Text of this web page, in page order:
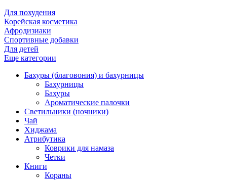
Для похудения
Корейская косметика
Афродизиаки
Спортивные добавки
Для детей
Еще категории
Бахуры (благовония) и бахурницы
Бахурницы
Бахуры
Ароматические палочки
Светильники (ночники)
Чай
Хиджама
Атрибутика
Коврики для намаза
Четки
Книги
Кораны